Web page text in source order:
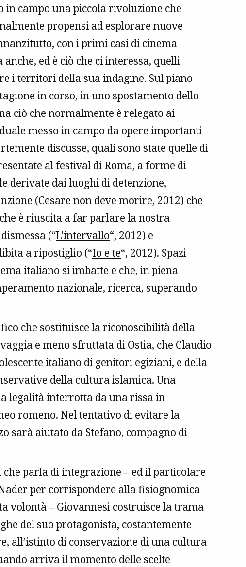
in campo una piccola rivoluzione che
propensi ad esplorare nuove
con i primi casi di cinema
ed è ciò che ci interessa, quelli
i territori della sua indagine. Sul piano
in corso, in uno spostamento dello
ciò che normalmente è relegato ai
messo in campo da opere importanti
discusse, quali sono state quelle di
al festival di Roma, a forme di
derivate dai luoghi di detenzione,
(Cesare non deve morire, 2012) che
è riuscita a far parlare la nostra
(“L’intervallo“, 2012) e
a ripostiglio (“Io e te“, 2012). Spazi
italiano si imbatte e che, in piena
nazionale, ricerca, superando
che sostituisce la riconoscibilità della
e meno sfruttata di Ostia, che Claudio
italiano di genitori egiziani, e della
della cultura islamica. Una
legalità interrotta da una rissa in
romeno. Nel tentativo di evitare la
sarà aiutato da Stefano, compagno di
parla di integrazione – ed il particolare
per corrispondere alla fisiognomica
volontà – Giovannesi costruisce la trama
del suo protagonista, costantemente
all’istinto di conservazione di una cultura
arriva il momento delle scelte